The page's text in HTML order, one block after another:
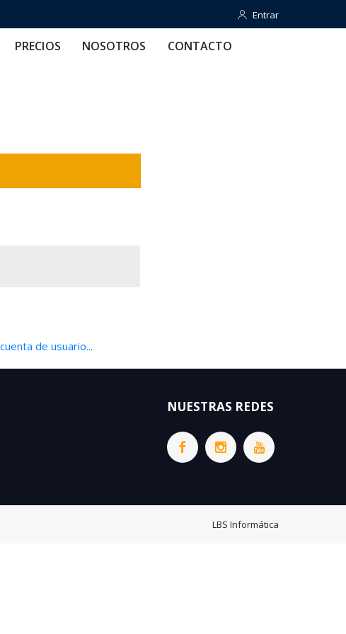
Entrar
Entrar
PRECIOS NOSOTROS CONTACTO
de usuario...
NUESTRAS REDES
LBS Informática